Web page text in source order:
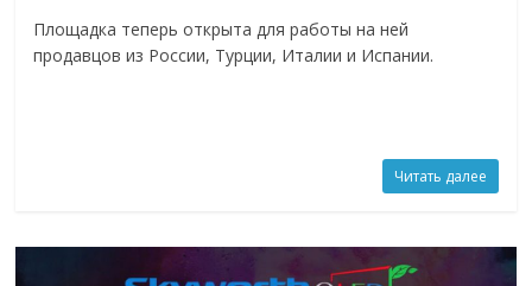
Площадка теперь открыта для работы на ней
продавцов из России, Турции, Италии и Испании.
Читать далее